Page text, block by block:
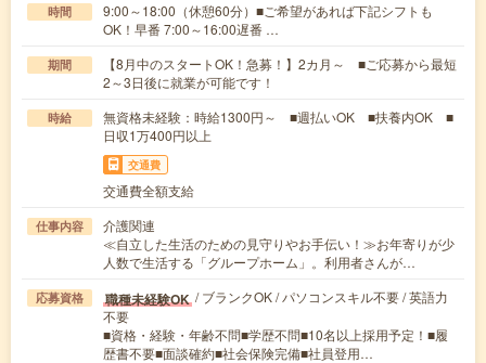
時間
9:00～18:00（休憩60分）■ご希望があれば下記シフトも
OK！早番 7:00～16:00遅番 …
期間
【8月中のスタートOK！急募！】2カ月～ ■ご応募から最短
2～3日後に就業が可能です！
時給
無資格未経験：時給1300円～ ■週払いOK ■扶養内OK ■
日収1万400円以上
交通費
交通費全額支給
仕事内容
介護関連
≪自立した生活のための見守りやお手伝い！≫お年寄りが少
人数で生活する「グループホーム」。利用者さんが…
応募資格 職種未経験OK / ブランクOK / パソコンスキル不要 / 英語力
不要
■資格・経験・年齢不問■学歴不問■10名以上採用予定！■履
歴書不要■面談確約■社会保険完備■社員登用…